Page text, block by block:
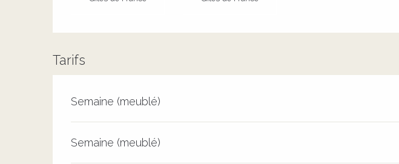
Tarifs
Tarifs 2026
Semaine (meublé)
Semaine (meublé)